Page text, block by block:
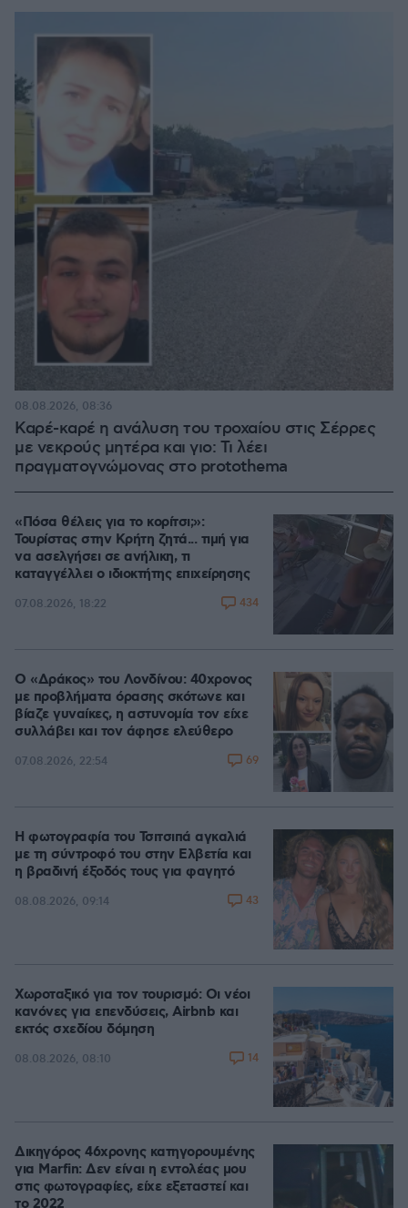
Καρέ-καρέ η ανάλυση του τροχαίου στις Σέρρες
με νεκρούς μητέρα και γιο: Τι λέει
πραγματογνώμονας στο protothema
08.08.2026, 08:36
«Πόσα θέλεις για το κορίτσι;»:
Τουρίστας στην Κρήτη ζητά... τιμή για
να ασελγήσει σε ανήλικη, τι
καταγγέλλει ο ιδιοκτήτης επιχείρησης
07.08.2026, 18:22 434
Ο «Δράκος» του Λονδίνου: 40χρονος
με προβλήματα όρασης σκότωνε και
βίαζε γυναίκες, η αστυνομία τον είχε
συλλάβει και τον άφησε ελεύθερο
07.08.2026, 22:54 69
Η φωτογραφία του Τσιτσιπά αγκαλιά
με τη σύντροφό του στην Ελβετία και
η βραδινή έξοδός τους για φαγητό
08.08.2026, 09:14 43
Χωροταξικό για τον τουρισμό: Οι νέοι
κανόνες για επενδύσεις, Airbnb και
εκτός σχεδίου δόμηση
08.08.2026, 08:10 14
Δικηγόρος 46χρονης κατηγορουμένης
για Marfin: Δεν είναι η εντολέας μου
στις φωτογραφίες, είχε εξεταστεί και